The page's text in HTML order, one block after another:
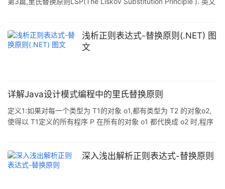
描述是: Subtypes must be substitutable for the
浅析正则表达式-替换原则(.NET) 图
文
详解Java设计模式编程中的里氏替换原则
定义1:如果对每一个类型为 T1的对象 o1,都有类型为 T2 的对象o2,
使得以 T1定义的所有程序 P 在所有的对象 o1 都代换成 o2 时,程序
能P1,由类A完成.现需要将功能P1进行扩展,扩展后的功能为P,其中P
由原有功能P1与新功能P2组成.新功能P由类A的子类B来完成,则子类
深入浅出解析正则表达式-替换原则